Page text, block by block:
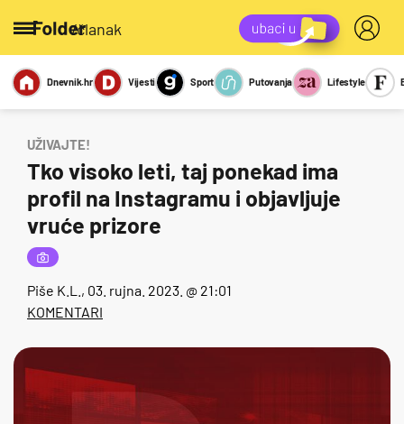
/članak
Miks Kviz
Report
Sexy
Dnevnik.hr Vijesti Sport Putovanja Lifestyle
UŽIVAJTE!
Tko visoko leti, taj ponekad ima
profil na Instagramu i objavljuje
vruće prizore
Piše K.L. , 03. rujna. 2023. @ 21:01
KOMENTARI